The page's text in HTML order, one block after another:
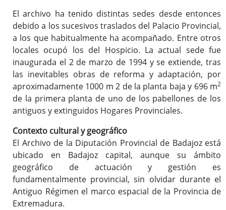
El archivo ha tenido distintas sedes desde entonces
debido a los sucesivos traslados del Palacio Provincial,
a los que habitualmente ha acompañado. Entre otros
locales ocupó los del Hospicio. La actual sede fue
inaugurada el 2 de marzo de 1994 y se extiende, tras
las inevitables obras de reforma y adaptación, por
aproximadamente 1000 m 2 de la planta baja y 696 m2
de la primera planta de uno de los pabellones de los
antiguos y extinguidos Hogares Provinciales.
Contexto cultural y geográfico
El Archivo de la Diputación Provincial de Badajoz está
ubicado en Badajoz capital, aunque su ámbito
geográfico de actuación y gestión es
fundamentalmente provincial, sin olvidar durante el
Antiguo Régimen el marco espacial de la Provincia de
Extremadura.